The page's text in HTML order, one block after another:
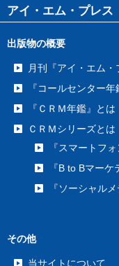
アイ・エム・プレス
出版物の概要
月刊『アイ・エム・
『コールセンター
『ＣＲＭ年鑑』とは
ＣＲＭシリーズとは
『スマートフ
『B to Bマーケ
『ソーシャル
その他
当サイトについて